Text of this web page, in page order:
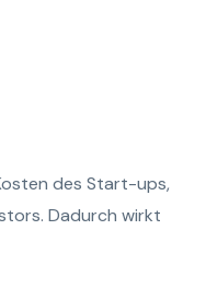
des Start-ups,
Dadurch wirkt